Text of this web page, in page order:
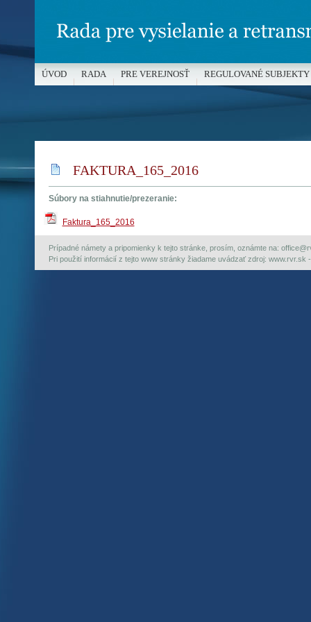
FAKTURA_165_2016
Súbory na stiahnutie/prezeranie:
Faktura_165_2016
Prípadné námety a pripomienky k tejto stránke, prosím, oznámte na:
Pri použití informácií z tejto www stránky žiadame uvádzať zdroj: www.rvr.sk
ÚVOD RADA PRE VEREJNOSŤ REGULOVANÉ SUBJEKTY